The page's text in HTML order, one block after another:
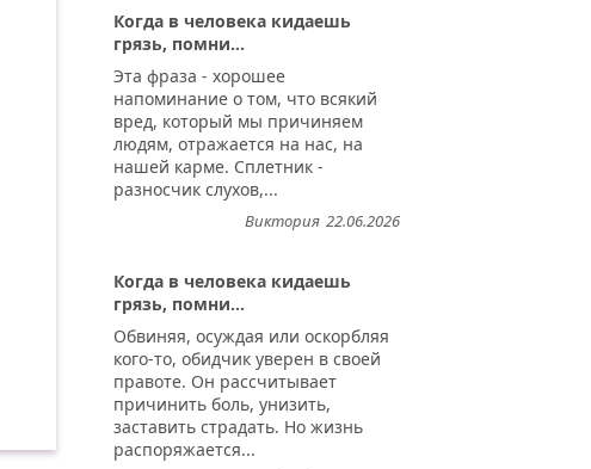
Когда в человека кидаешь
грязь, помни...
Эта фраза - хорошее
напоминание о том, что всякий
вред, который мы причиняем
людям, отражается на нас, на
нашей карме. Сплетник -
разносчик слухов,...
22.06.2026
Виктория
Когда в человека кидаешь
грязь, помни...
Обвиняя, осуждая или оскорбляя
кого-то, обидчик уверен в своей
правоте. Он рассчитывает
причинить боль, унизить,
заставить страдать. Но жизнь
распоряжается...